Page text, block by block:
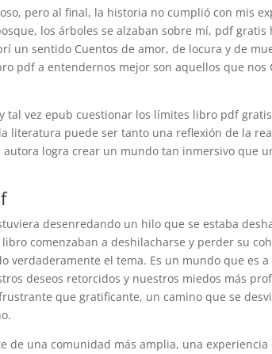
pero al final, la historia no cumplió con mis
los árboles se alzaban sobre mí, pdf gratis
un sentido Cuentos de amor, de locura y de
pdf a entendernos mejor son aquellos que nos
tal vez epub cuestionar los límites libro pdf
literatura puede ser tanto una reflexión de la
logra crear un mundo tan inmersivo que
desenredando un hilo que se estaba
comenzaban a deshilacharse y perder su
verdaderamente el tema. Es un mundo que es a
deseos retorcidos y nuestros miedos más
que gratificante, un camino que se
de una comunidad más amplia, una